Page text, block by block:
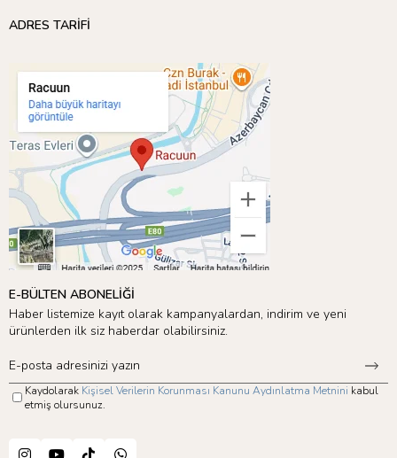
ADRES TARİFİ
E-BÜLTEN ABONELİĞİ
Haber listemize kayıt olarak kampanyalardan, indirim ve yeni
ürünlerden ilk siz haberdar olabilirsiniz.
Kaydolarak Kişisel Verilerin Korunması Kanunu Aydınlatma Metnini kabul
etmiş olursunuz.